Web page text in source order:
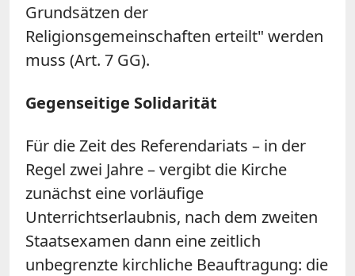
Grundsätzen der
Religionsgemeinschaften erteilt" werden
muss (Art. 7 GG).
Gegenseitige Solidarität
Für die Zeit des Referendariats – in der
Regel zwei Jahre – vergibt die Kirche
zunächst eine vorläufige
Unterrichtserlaubnis, nach dem zweiten
Staatsexamen dann eine zeitlich
unbegrenzte kirchliche Beauftragung: die